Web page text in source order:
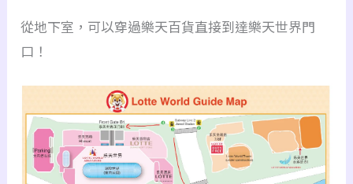
從地下室，可以穿過樂天百貨直接到達樂天世界門
口！